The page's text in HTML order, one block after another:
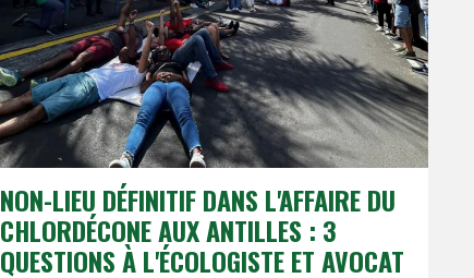
NON-LIEU DÉFINITIF DANS L'AFFAIRE DU
CHLORDÉCONE AUX ANTILLES : 3
QUESTIONS À L'ÉCOLOGISTE ET AVOCAT